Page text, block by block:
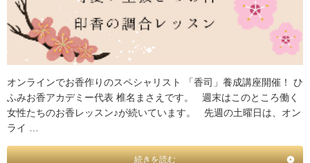
オンラインでお香作りのスペシャリスト 「香司」養成講座開催！ ひ
ふみお香アカデミー代表 椎名まさえです。 週末はこのところ働く
女性たちのお香レッスン♪が続いています。 先週の土曜日は、オン
ライ …
続きを読む